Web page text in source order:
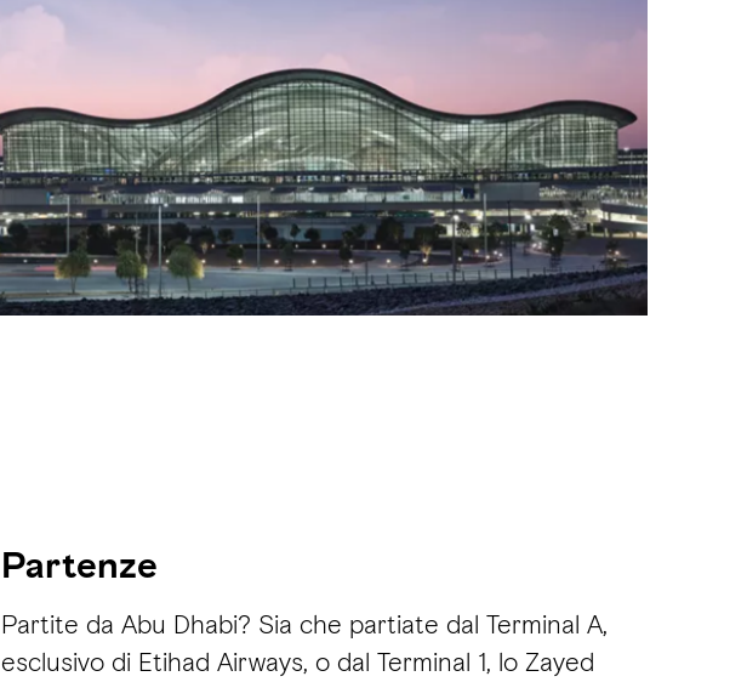
Partenze
Partite da Abu Dhabi? Sia che partiate dal Terminal A,
esclusivo di Etihad Airways, o dal Terminal 1, lo Zayed